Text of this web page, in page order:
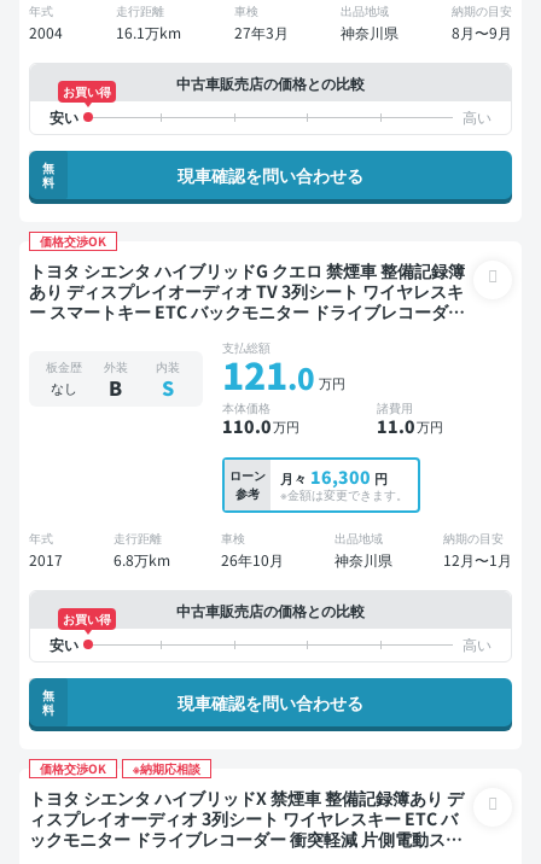
年式
2004
走行距離
16.1万km
車検
27年3月
出品地域
神奈川県
納期の目安
8月〜9月
中古車販売店の価格との比較
お買い得
無
料
現車確認を問い合わせる
価格交渉OK
トヨタ シエンタ ハイブリッドG クエロ 禁煙車 整備記録簿
あり ディスプレイオーディオ TV 3列シート ワイヤレスキ
ー スマートキー ETC バックモニター ドライブレコーダー
板金歴
なし
外装
B
内装
S
支払総額
121.0 万円
本体価格
110.0万円
諸費用
11.0万円
ローン
参考
月々 16,300 円
※金額は変更できます。
年式
2017
走行距離
6.8万km
車検
26年10月
出品地域
神奈川県
納期の目安
12月〜1月
中古車販売店の価格との比較
お買い得
無
料
現車確認を問い合わせる
価格交渉OK ※納期応相談
トヨタ シエンタ ハイブリッドX 禁煙車 整備記録簿あり デ
ィスプレイオーディオ 3列シート ワイヤレスキー ETC バ
ックモニター ドライブレコーダー 衝突軽減 片側電動スラ